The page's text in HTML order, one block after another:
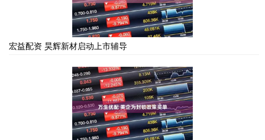
宏益配资 昊辉新材启动上市辅导